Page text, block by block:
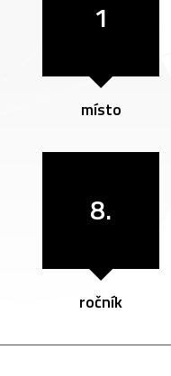
1
místo
8.
ročník